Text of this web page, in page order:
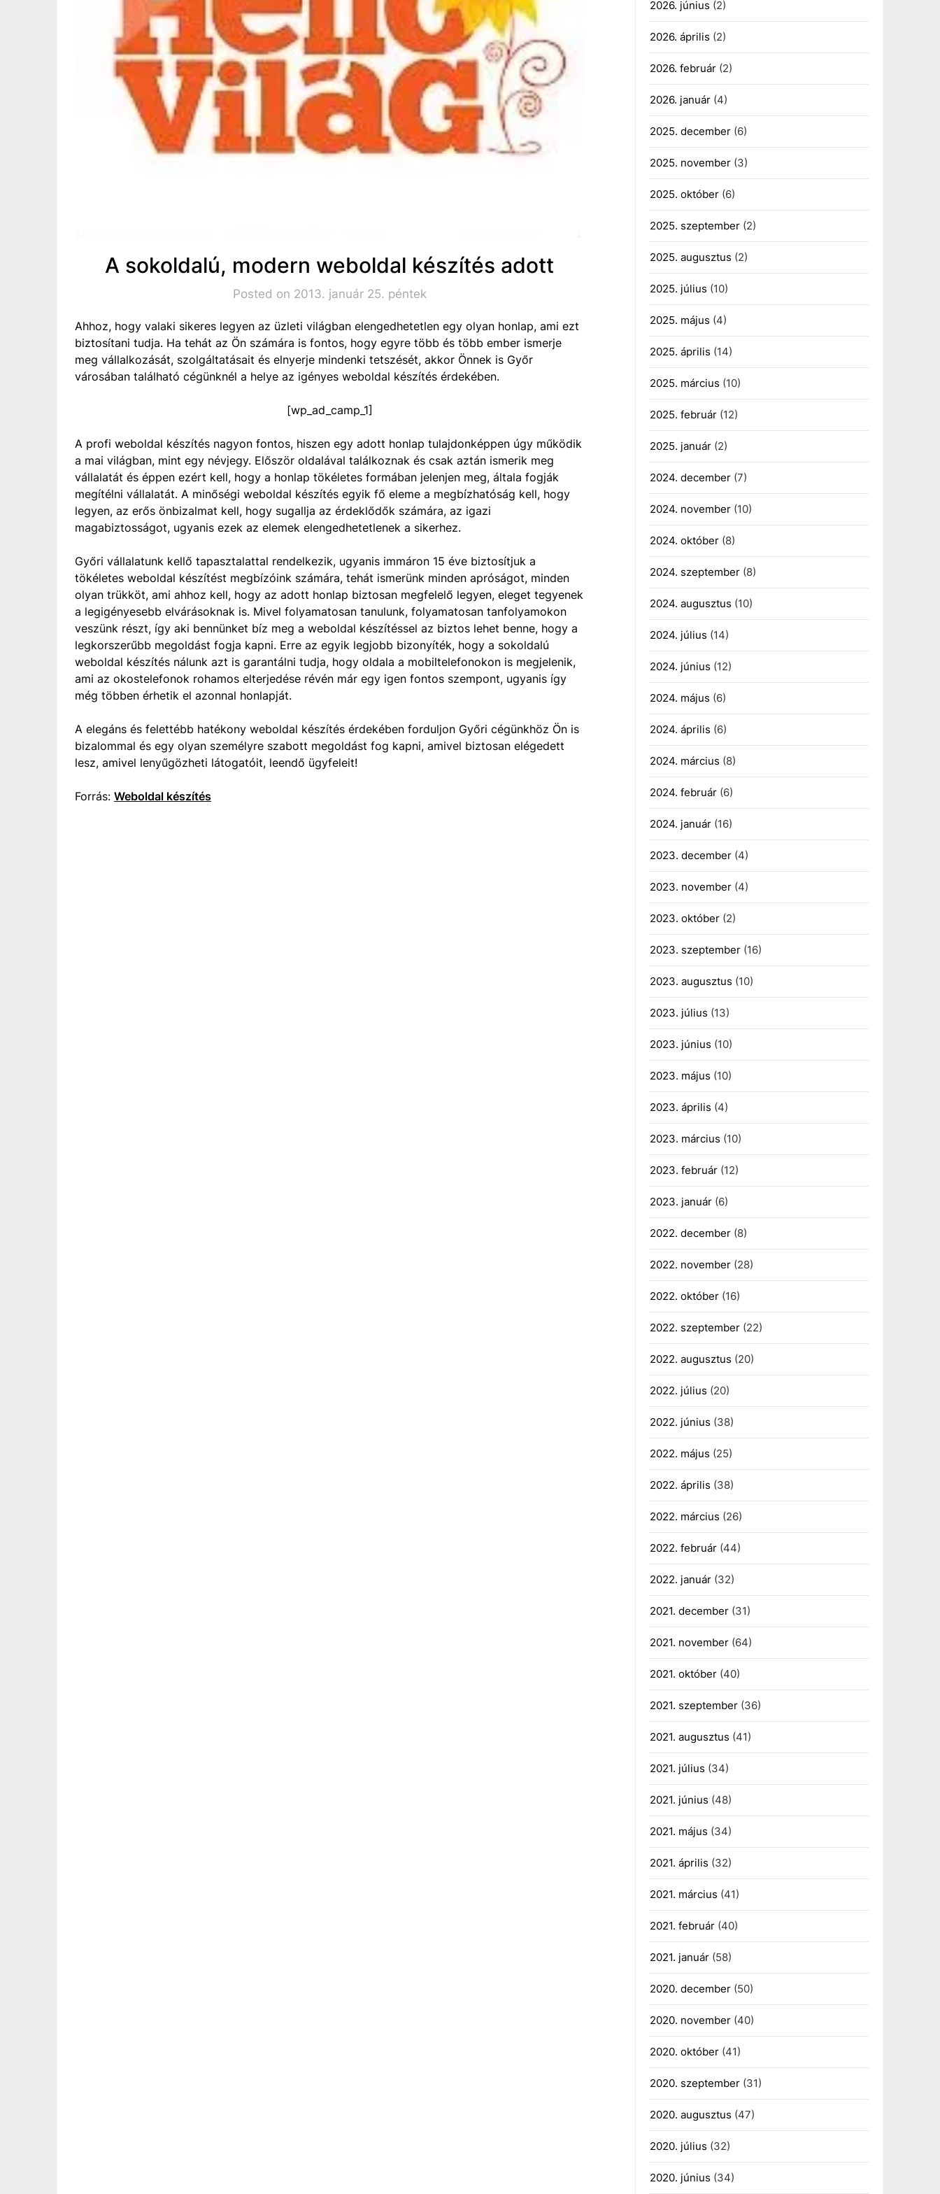
A sokoldalú, modern weboldal készítés adott
Posted on 2013. január 25. péntek
Ahhoz, hogy valaki sikeres legyen az üzleti világban elengedhetetlen egy olyan honlap, ami ezt
biztosítani tudja. Ha tehát az Ön számára is fontos, hogy egyre több és több ember ismerje
meg vállalkozását, szolgáltatásait és elnyerje mindenki tetszését, akkor Önnek is Győr
városában található cégünknél a helye az igényes weboldal készítés érdekében.
[wp_ad_camp_1]
A profi weboldal készítés nagyon fontos, hiszen egy adott honlap tulajdonképpen úgy működik
a mai világban, mint egy névjegy. Először oldalával találkoznak és csak aztán ismerik meg
vállalatát és éppen ezért kell, hogy a honlap tökéletes formában jelenjen meg, általa fogják
megítélni vállalatát. A minőségi weboldal készítés egyik fő eleme a megbízhatóság kell, hogy
legyen, az erős önbizalmat kell, hogy sugallja az érdeklődők számára, az igazi
magabiztosságot, ugyanis ezek az elemek elengedhetetlenek a sikerhez.
Győri vállalatunk kellő tapasztalattal rendelkezik, ugyanis immáron 15 éve biztosítjuk a
tökéletes weboldal készítést megbízóink számára, tehát ismerünk minden apróságot, minden
olyan trükköt, ami ahhoz kell, hogy az adott honlap biztosan megfelelő legyen, eleget tegyenek
a legigényesebb elvárásoknak is. Mivel folyamatosan tanulunk, folyamatosan tanfolyamokon
veszünk részt, így aki bennünket bíz meg a weboldal készítéssel az biztos lehet benne, hogy a
legkorszerűbb megoldást fogja kapni. Erre az egyik legjobb bizonyíték, hogy a sokoldalú
weboldal készítés nálunk azt is garantálni tudja, hogy oldala a mobiltelefonokon is megjelenik,
ami az okostelefonok rohamos elterjedése révén már egy igen fontos szempont, ugyanis így
még többen érhetik el azonnal honlapját.
A elegáns és felettébb hatékony weboldal készítés érdekében forduljon Győri cégünkhöz Ön is
bizalommal és egy olyan személyre szabott megoldást fog kapni, amivel biztosan elégedett
lesz, amivel lenyűgözheti látogatóit, leendő ügyfeleit!
Forrás: Weboldal készítés
2026. június (2)
2026. április (2)
2026. február(2)
2026. január(4)
2025. december(6)
2025. november(3)
2025. október(6)
2025. szeptember(2)
2025. augusztus (2)
2025. július (10)
2025. május (4)
2025. április (14)
2025. március (10)
2025. február(12)
2025. január(2)
2024. december(7)
2024. november(10)
2024. október(8)
2024. szeptember(8)
2024. augusztus (10)
2024. július (14)
2024. június (12)
2024. május (6)
2024. április (6)
2024. március (8)
2024. február(6)
2024. január(16)
2023. december(4)
2023. november(4)
2023. október(2)
2023. szeptember(16)
2023. augusztus (10)
2023. július (13)
2023. június (10)
2023. május (10)
2023. április (4)
2023. március (10)
2023. február(12)
2023. január(6)
2022. december(8)
2022. november(28)
2022. október(16)
2022. szeptember(22)
2022. augusztus (20)
2022. július (20)
2022. június (38)
2022. május (25)
2022. április (38)
2022. március (26)
2022. február(44)
2022. január(32)
2021. december(31)
2021. november(64)
2021. október(40)
2021. szeptember(36)
2021. augusztus (41)
2021. július (34)
2021. június (48)
2021. május (34)
2021. április (32)
2021. március (41)
2021. február(40)
2021. január(58)
2020. december(50)
2020. november(40)
2020. október(41)
2020. szeptember(31)
2020. augusztus (47)
2020. július (32)
2020. június (34)